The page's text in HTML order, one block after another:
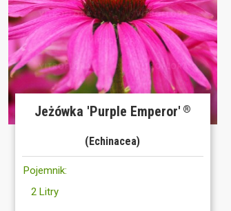
Jeżówka 'Purple Emperor' ®
(Echinacea)
Pojemnik:
2 Litry